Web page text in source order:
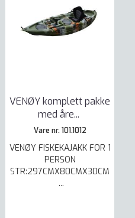
VENØY komplett pakke
med åre...
Vare nr. 101.1012
VENØY FISKEKAJAKK FOR 1
PERSON
STR:297CMX80CMX30CM
...